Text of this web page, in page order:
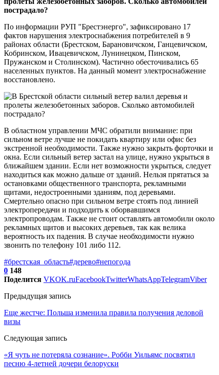
По информации РУП "Брестэнерго", зафиксировано 17
фактов нарушения электроснабжения потребителей в 9
районах области (Брестском, Барановичском, Ганцевичском,
Кобринском, Ивацевичском, Лунинецком, Пинском,
Пружанском и Столинском). Частично обесточивались 65
населенных пунктов. На данный момент электроснабжение
восстановлено.
В областном управлении МЧС обратили внимание: при
сильном ветре лучше не покидать квартиру или офис без
экстренной необходимости. Также нужно закрыть форточки и
окна. Если сильный ветер застал на улице, нужно укрыться в
ближайшем здании. Если нет возможности укрыться, следует
находиться как можно дальше от зданий. Нельзя прятаться за
остановками общественного транспорта, рекламными
щитами, недостроенными зданиям, под деревьями.
Смертельно опасно при сильном ветре стоять под линией
электропередачи и подходить к оборвавшимся
электропроводам. Также не стоит оставлять автомобили около
рекламных щитов и высоких деревьев, так как велика
вероятность их падения. В случае необходимости нужно
звонить по телефону 101 либо 112.
#брестская_область#дерево#непогода
0 148
Поделится VKOK.ruFacebookTwitterWhatsAppTelegramViber
Предыдущая запись
Еще жестче: Польша изменила правила получения деловой
визы
Следующая запись
«Я чуть не потеряла сознание». Робби Уильямс посвятил
песню 4-летней дочери белоруски